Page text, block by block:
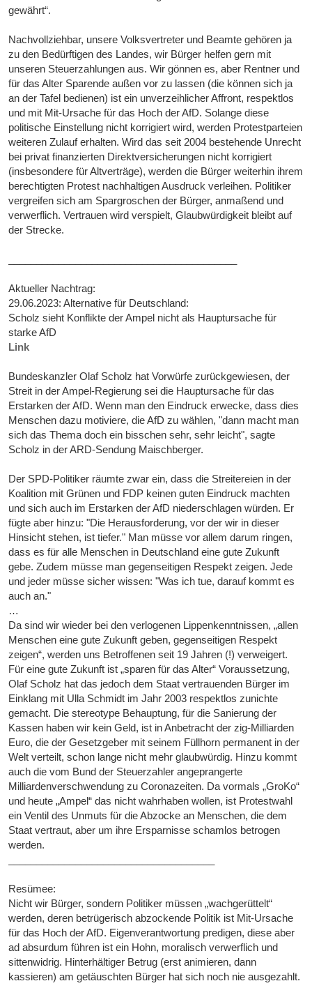
gewährt“.
Nachvollziehbar, unsere Volksvertreter und Beamte gehören ja
zu den Bedürftigen des Landes, wir Bürger helfen gern mit
unseren Steuerzahlungen aus. Wir gönnen es, aber Rentner und
für das Alter Sparende außen vor zu lassen (die können sich ja
an der Tafel bedienen) ist ein unverzeihlicher Affront, respektlos
und mit Mit-Ursache für das Hoch der AfD. Solange diese
politische Einstellung nicht korrigiert wird, werden Protestparteien
weiteren Zulauf erhalten. Wird das seit 2004 bestehende Unrecht
bei privat finanzierten Direktversicherungen nicht korrigiert
(insbesondere für Altverträge), werden die Bürger weiterhin ihrem
berechtigten Protest nachhaltigen Ausdruck verleihen. Politiker
vergreifen sich am Spargroschen der Bürger, anmaßend und
verwerflich. Vertrauen wird verspielt, Glaubwürdigkeit bleibt auf
der Strecke.
Aktueller Nachtrag:
29.06.2023: Alternative für Deutschland:
Scholz sieht Konflikte der Ampel nicht als Hauptursache für
starke AfD
Link
Bundeskanzler Olaf Scholz hat Vorwürfe zurückgewiesen, der
Streit in der Ampel-Regierung sei die Hauptursache für das
Erstarken der AfD. Wenn man den Eindruck erwecke, dass dies
Menschen dazu motiviere, die AfD zu wählen, "dann macht man
sich das Thema doch ein bisschen sehr, sehr leicht", sagte
Scholz in der ARD-Sendung Maischberger.
Der SPD-Politiker räumte zwar ein, dass die Streitereien in der
Koalition mit Grünen und FDP keinen guten Eindruck machten
und sich auch im Erstarken der AfD niederschlagen würden. Er
fügte aber hinzu: "Die Herausforderung, vor der wir in dieser
Hinsicht stehen, ist tiefer." Man müsse vor allem darum ringen,
dass es für alle Menschen in Deutschland eine gute Zukunft
gebe. Zudem müsse man gegenseitigen Respekt zeigen. Jede
und jeder müsse sicher wissen: "Was ich tue, darauf kommt es
auch an."
…
Da sind wir wieder bei den verlogenen Lippenkenntnissen, „allen
Menschen eine gute Zukunft geben, gegenseitigen Respekt
zeigen“, werden uns Betroffenen seit 19 Jahren (!) verweigert.
Für eine gute Zukunft ist „sparen für das Alter“ Voraussetzung,
Olaf Scholz hat das jedoch dem Staat vertrauenden Bürger im
Einklang mit Ulla Schmidt im Jahr 2003 respektlos zunichte
gemacht. Die stereotype Behauptung, für die Sanierung der
Kassen haben wir kein Geld, ist in Anbetracht der zig-Milliarden
Euro, die der Gesetzgeber mit seinem Füllhorn permanent in der
Welt verteilt, schon lange nicht mehr glaubwürdig. Hinzu kommt
auch die vom Bund der Steuerzahler angeprangerte
Milliardenverschwendung zu Coronazeiten. Da vormals „GroKo“
und heute „Ampel“ das nicht wahrhaben wollen, ist Protestwahl
ein Ventil des Unmuts für die Abzocke an Menschen, die dem
Staat vertraut, aber um ihre Ersparnisse schamlos betrogen
werden.
Resümee:
Nicht wir Bürger, sondern Politiker müssen „wachgerüttelt“
werden, deren betrügerisch abzockende Politik ist Mit-Ursache
für das Hoch der AfD. Eigenverantwortung predigen, diese aber
ad absurdum führen ist ein Hohn, moralisch verwerflich und
sittenwidrig. Hinterhältiger Betrug (erst animieren, dann
kassieren) am getäuschten Bürger hat sich noch nie ausgezahlt.